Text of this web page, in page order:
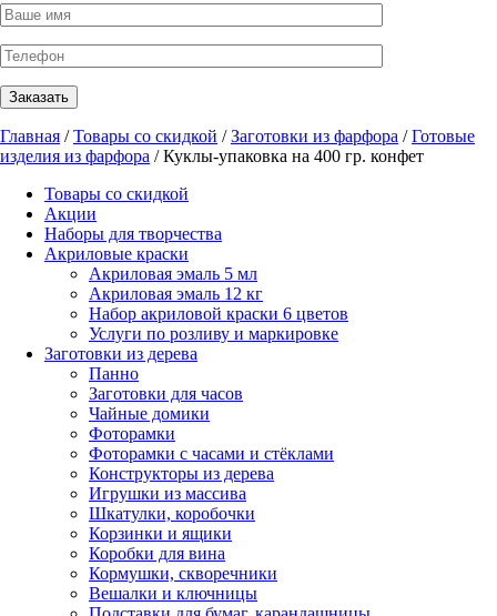
Главная /Товары со скидкой /Заготовки из фарфора /Готовые
изделия из фарфора / Куклы-упаковка на 400 гр. конфет
Товары со скидкой
Акции
Наборы для творчества
Акриловые краски
Акриловая эмаль 5 мл
Акриловая эмаль 12 кг
Набор акриловой краски 6 цветов
Услуги по розливу и маркировке
Заготовки из дерева
Панно
Заготовки для часов
Чайные домики
Фоторамки
Фоторамки с часами и стёклами
Конструкторы из дерева
Игрушки из массива
Шкатулки, коробочки
Корзинки и ящики
Коробки для вина
Кормушки, скворечники
Вешалки и ключницы